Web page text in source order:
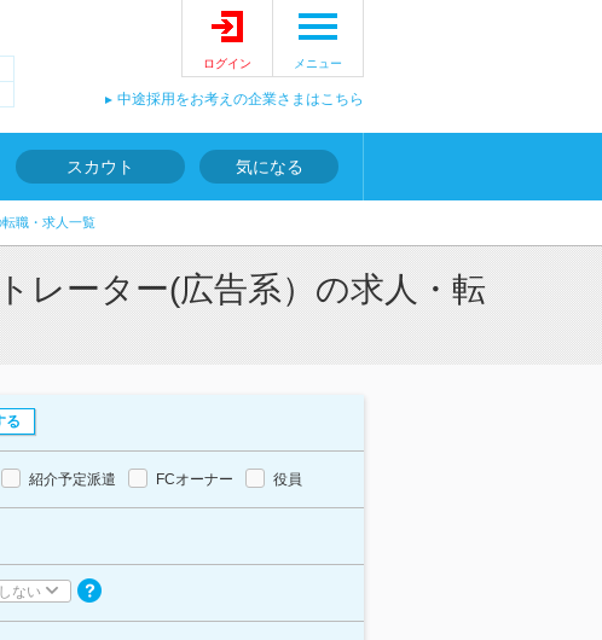
ログイン メニュー
中途採用をお考えの企業さまはこちら
スカウト 気になる
職・求人一覧
レーター(広告系）の求人・転
る
紹介予定派遣 FCオーナー 役員
ない